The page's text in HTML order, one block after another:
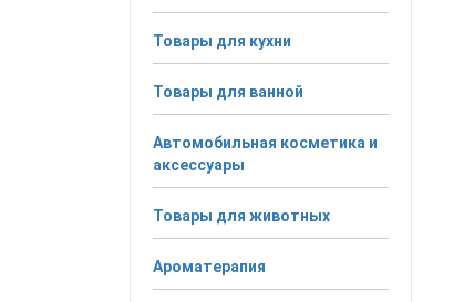
Товары для кухни
Товары для ванной
Автомобильная косметика и
аксессуары
Товары для животных
Ароматерапия